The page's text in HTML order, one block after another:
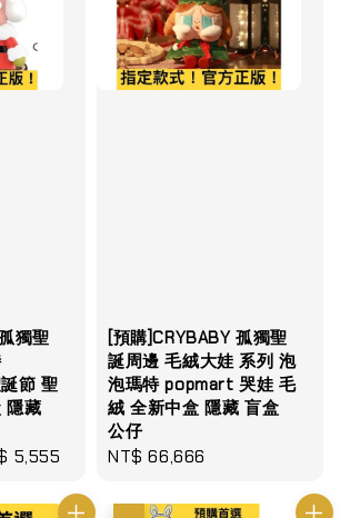
獨聖
節 聖
隱藏
5,555
[預購]CRYBABY 孤獨聖
誕周邊 毛絨大娃 系列 泡
泡瑪特 popmart 哭娃 毛
絨 全新中盒 隱藏 盲盒
公仔
Regular
NT$ 66,666